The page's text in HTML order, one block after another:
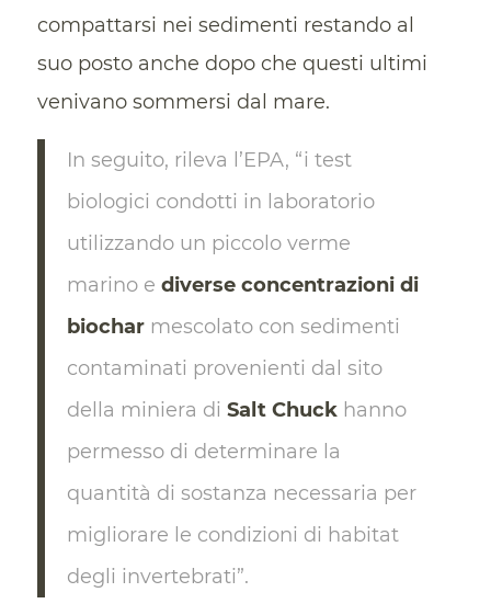
compattarsi nei sedimenti restando al
suo posto anche dopo che questi ultimi
venivano sommersi dal mare.
In seguito, rileva l’EPA, “i test
biologici condotti in laboratorio
utilizzando un piccolo verme
marino e diverse concentrazioni di
biocharmescolato con sedimenti
contaminati provenienti dal sito
della miniera di Salt Chuckhanno
permesso di determinare la
quantità di sostanza necessaria per
migliorare le condizioni di habitat
degli invertebrati”.